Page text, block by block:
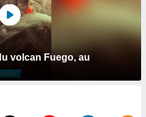
volcan Fuego, au